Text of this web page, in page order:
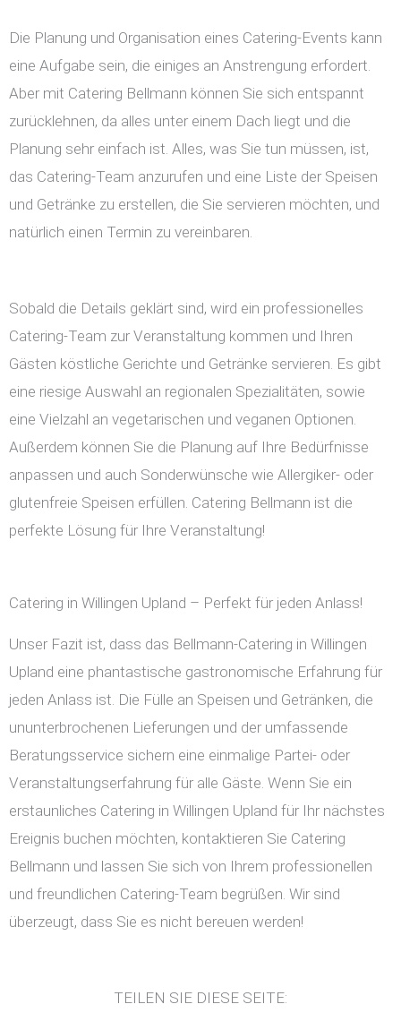
Die Planung und Organisation eines Catering-Events kann
eine Aufgabe sein, die einiges an Anstrengung erfordert.
Aber mit Catering Bellmann können Sie sich entspannt
zurücklehnen, da alles unter einem Dach liegt und die
Planung sehr einfach ist. Alles, was Sie tun müssen, ist,
das Catering-Team anzurufen und eine Liste der Speisen
und Getränke zu erstellen, die Sie servieren möchten, und
natürlich einen Termin zu vereinbaren.
Sobald die Details geklärt sind, wird ein professionelles
Catering-Team zur Veranstaltung kommen und Ihren
Gästen köstliche Gerichte und Getränke servieren. Es gibt
eine riesige Auswahl an regionalen Spezialitäten, sowie
eine Vielzahl an vegetarischen und veganen Optionen.
Außerdem können Sie die Planung auf Ihre Bedürfnisse
anpassen und auch Sonderwünsche wie Allergiker- oder
glutenfreie Speisen erfüllen. Catering Bellmann ist die
perfekte Lösung für Ihre Veranstaltung!
Catering in Willingen Upland – Perfekt für jeden Anlass!
Unser Fazit ist, dass das Bellmann-Catering in Willingen
Upland eine phantastische gastronomische Erfahrung für
jeden Anlass ist. Die Fülle an Speisen und Getränken, die
ununterbrochenen Lieferungen und der umfassende
Beratungsservice sichern eine einmalige Partei- oder
Veranstaltungserfahrung für alle Gäste. Wenn Sie ein
erstaunliches Catering in Willingen Upland für Ihr nächstes
Ereignis buchen möchten, kontaktieren Sie Catering
Bellmann und lassen Sie sich von Ihrem professionellen
und freundlichen Catering-Team begrüßen. Wir sind
überzeugt, dass Sie es nicht bereuen werden!
TEILEN SIE DIESE SEITE: